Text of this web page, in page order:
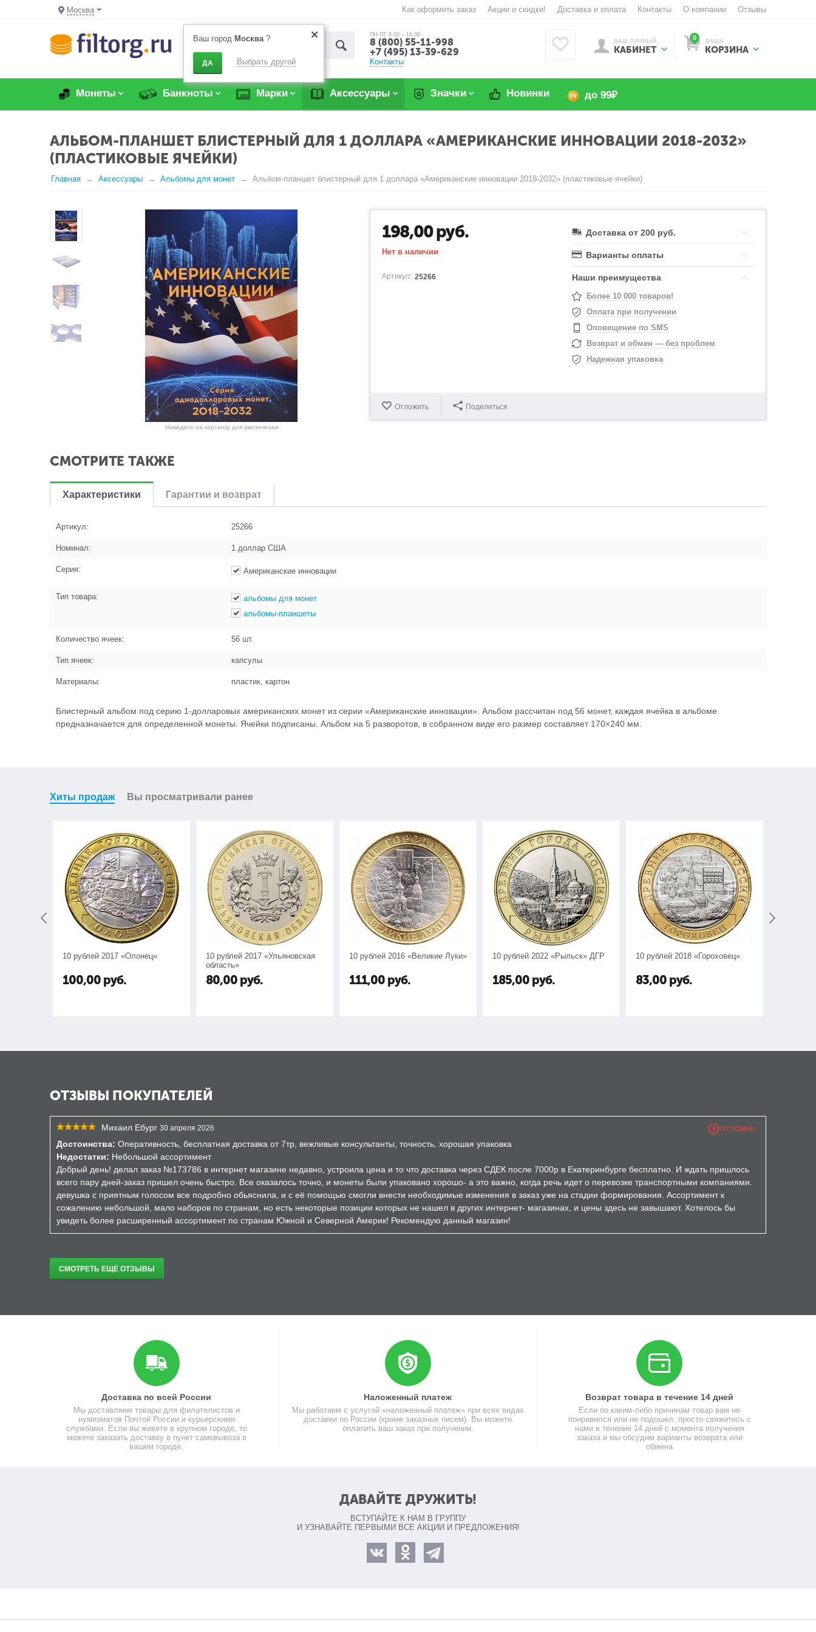
Москва
Ваш город Москва?
ДА Выбрать другой
Как оформить заказ Акции и скидки! Доставка и оплата Контакты О компании Отзывы
ПН-ПТ 8.00 – 16.00
8 (800) 55-11-998
+7 (495) 13-39-629
Контакты
0 ВАША
КОРЗИНА
ВАШ ЛИЧНЫЙ
КАБИНЕТ
Монеты Банкноты Марки Аксессуары Значки Новинки до 99₽
АЛЬБОМ-ПЛАНШЕТ БЛИСТЕРНЫЙ ДЛЯ 1 ДОЛЛАРА «АМЕРИКАНСКИЕ ИННОВАЦИИ 2018-2032»
(ПЛАСТИКОВЫЕ ЯЧЕЙКИ)
Главная Аксессуары Альбомы для монет Альбом-планшет блистерный для 1 доллара «Американские инновации 2018-2032» (пластиковые ячейки)
Наведите на картинку для увеличения
198,00руб.
Нет в наличии
Артикул: 25266
Доставка от 200 руб.
Варианты оплаты
Наши преимущества
Более 10 000 товаров!
Оплата при получении
Оповещение по SMS
Возврат и обмен — без проблем
Надежная упаковка
Отложить Поделиться
СМОТРИТЕ ТАКЖЕ
Характеристики Гарантии и возврат
Артикул: 25266
Номинал: 1 доллар США
Серия: Американские инновации
Тип товара:
альбомы для монет
альбомы-планшеты
Количество ячеек: 56 шт.
Тип ячеек: капсулы
Материалы: пластик, картон
Блистерный альбом под серию 1-долларовых американских монет из серии «Американские инновации». Альбом рассчитан под 56 монет, каждая ячейка в альбоме
предназначается для определенной монеты. Ячейки подписаны. Альбом на 5 разворотов, в собранном виде его размер составляет 170×240 мм.
Хиты продаж Вы просматривали ранее
10 рублей 2017 «Олонец»
100,00 руб.
10 рублей 2017 «Ульяновская
область»
80,00 руб.
10 рублей 2016 «Великие Луки»
111,00 руб.
10 рублей 2022 «Рыльск» ДГР
185,00 руб.
10 рублей 2018 «Гороховец»
83,00 руб.
ОТЗЫВЫ ПОКУПАТЕЛЕЙ
Михаил Ебург 30 апреля 2026
Достоинства: Оперативность, бесплатная доставка от 7тр, вежливые консультанты, точность, хорошая упаковка
Недостатки: Небольшой ассортимент
Добрый день! делал заказ №173786 в интернет магазине недавно, устроила цена и то что доставка через СДЕК после 7000р в Екатеринбурге бесплатно. И ждать пришлось
всего пару дней-заказ пришел очень быстро. Все оказалось точно, и монеты были упаковано хорошо- а это важно, когда речь идет о перевозке транспортными компаниями.
девушка с приятным голосом все подробно обьяснила, и с её помощью смогли внести необходимые изменения в заказ уже на стадии формирования. Ассортимент к
сожалению небольшой, мало наборов по странам, но есть некоторые позиции которых не нашел в других интернет- магазинах, и цены здесь не завышают. Хотелось бы
увидеть более расширенный ассортимент по странам Южной и Северной Америк! Рекомендую данный магазин!
СМОТРЕТЬ ЕЩЁ ОТЗЫВЫ
Доставка по всей России
Мы доставляем товары для филателистов и
нумизматов Почтой России и курьерскими
службами. Если вы живете в крупном городе, то
можете заказать доставку в пункт самовывоза в
вашем городе.
Наложенный платеж
Мы работаем с услугой «наложенный платеж» при всех видах
доставки по России (кроме заказных писем). Вы можете
оплатить ваш заказ при получении.
Возврат товара в течение 14 дней
Если по каким-либо причинам товар вам не
понравился или не подошел, просто свяжитесь с
нами в течение 14 дней с момента получения
заказа и мы обсудим варианты возврата или
обмена
ДАВАЙТЕ ДРУЖИТЬ!
ВСТУПАЙТЕ К НАМ В ГРУППУ
И УЗНАВАЙТЕ ПЕРВЫМИ ВСЕ АКЦИИ И ПРЕДЛОЖЕНИЯ!